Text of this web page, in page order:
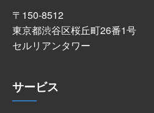
〒150-8512
東京都渋谷区桜丘町26番1号
セルリアンタワー
サービス